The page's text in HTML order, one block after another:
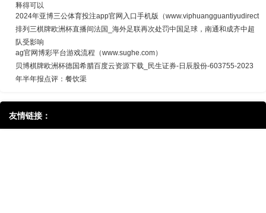
释得可以
2024年亚博三公体育投注app官网入口手机版（www.viphuangguantiyudirect
排列三棋牌欧洲杯直播间法国_海外足联再次处罚中国足球，南通和成齐中超
队受影响
ag官网博彩平台游戏流程（www.sughe.com）
贝博棋牌欧洲杯德国希腊百度云资源下载_民生证券-日辰股份-603755-2023
年半年报点评：餐饮渠
友情链接：